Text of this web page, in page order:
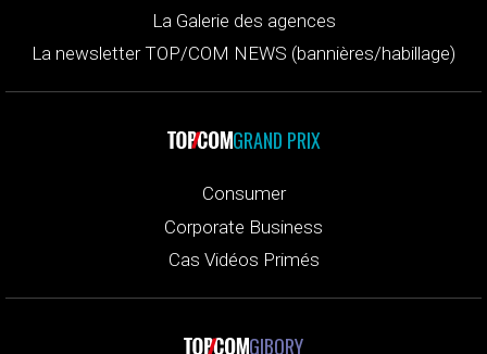
La Galerie des agences
La newsletter TOP/COM NEWS (bannières/habillage)
GRAND PRIX
Consumer
Corporate Business
Cas Vidéos Primés
GIBORY